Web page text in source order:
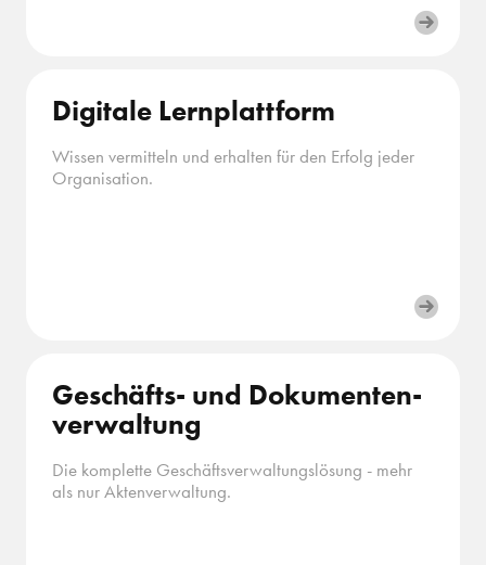
Digitale Lernplattform
Wissen vermitteln und erhalten für den Erfolg jeder
Organisation.
Geschäfts- und Dokumenten­
verwaltung
Die komplette Geschäftsverwaltungslösung - mehr
als nur Aktenverwaltung.